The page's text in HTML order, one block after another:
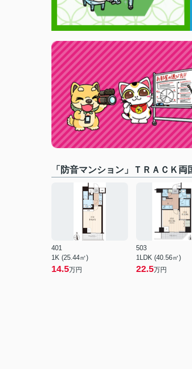
「防音マンション」ＴＲＡＣＫ
401
1K (25.44㎡)
14.5万円
503
1LDK (40.56㎡)
22.5万円